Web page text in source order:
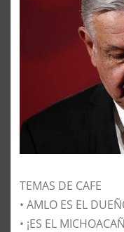
TEMAS DE CAFE
• AMLO ES EL
• ¡ES EL